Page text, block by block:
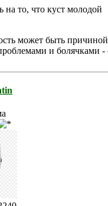
то, что куст молодой
может быть
и болячками -